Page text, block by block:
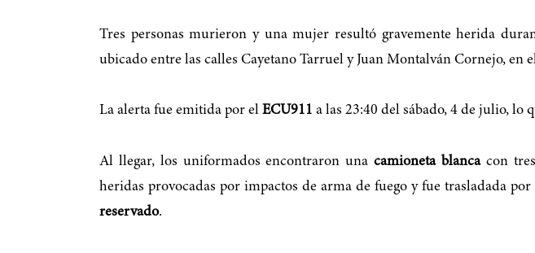
Tres personas murieron y una mujer resultó gravemente herida
ubicado entre las calles Cayetano Tarruel y Juan Montalván Cornejo, en
La alerta fue emitida por el ECU911 a las 23:40 del sábado, 4 de julio,
Al llegar, los uniformados encontraron unacamioneta blancacon tres
heridas provocadas por impactos de arma de fuego y fue trasladada
reservado.